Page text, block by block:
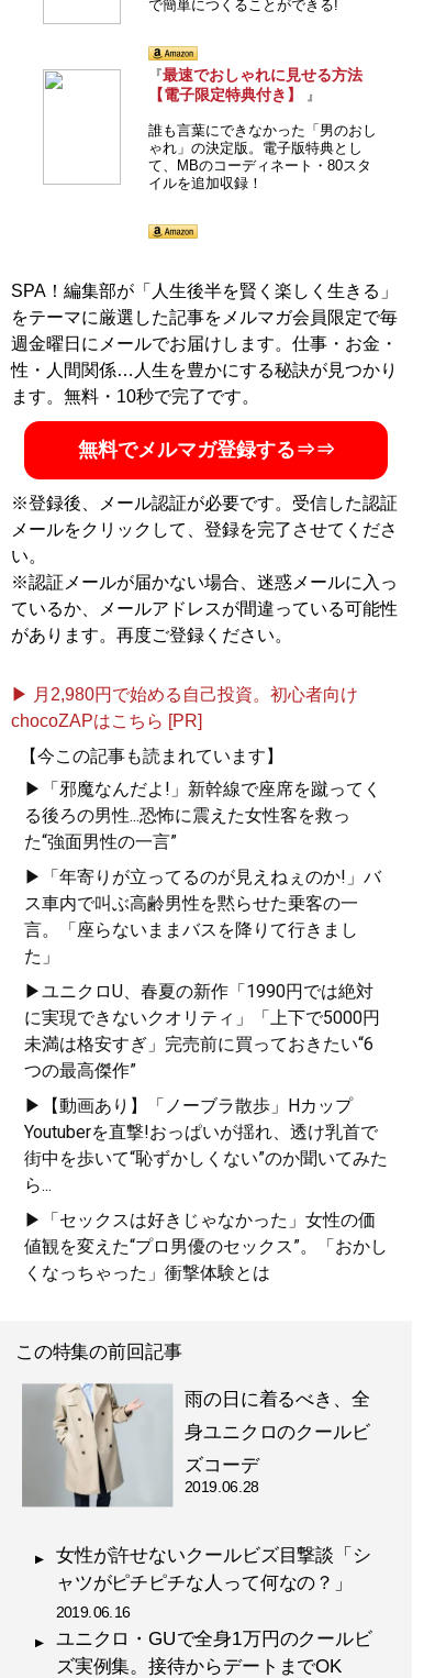
で簡単につくることができる!
『最速でおしゃれに見せる方法
【電子限定特典付き】
』
誰も言葉にできなかった「男のおし
ゃれ」の決定版。電子版特典とし
て、MBのコーディネート・80スタ
イルを追加収録！
SPA！編集部が「人生後半を賢く楽しく生きる」
をテーマに厳選した記事をメルマガ会員限定で毎
週金曜日にメールでお届けします。仕事・お金・
性・人間関係…人生を豊かにする秘訣が見つかり
ます。無料・10秒で完了です。
無料でメルマガ登録する⇒⇒
※登録後、メール認証が必要です。受信した認証
メールをクリックして、登録を完了させてくださ
い。
※認証メールが届かない場合、迷惑メールに入っ
ているか、メールアドレスが間違っている可能性
があります。再度ご登録ください。
▶ 月2,980円で始める自己投資。初心者向け
chocoZAPはこちら [PR]
【今この記事も読まれています】
▶「邪魔なんだよ!」新幹線で座席を蹴ってく
る後ろの男性...恐怖に震えた女性客を救っ
た“強面男性の一言”
▶「年寄りが立ってるのが見えねぇのか!」バ
ス車内で叫ぶ高齢男性を黙らせた乗客の一
言。「座らないままバスを降りて行きまし
た」
▶ユニクロU、春夏の新作「1990円では絶対
に実現できないクオリティ」「上下で5000円
未満は格安すぎ」完売前に買っておきたい“6
つの最高傑作”
▶【動画あり】「ノーブラ散歩」Hカップ
Youtuberを直撃!おっぱいが揺れ、透け乳首で
街中を歩いて“恥ずかしくない”のか聞いてみた
ら...
▶「セックスは好きじゃなかった」女性の価
値観を変えた“プロ男優のセックス”。「おかし
くなっちゃった」衝撃体験とは
この特集の前回記事
雨の日に着るべき、全
身ユニクロのクールビ
ズコーデ
2019.06.28
女性が許せないクールビズ目撃談「シ
ャツがピチピチな人って何なの？」
2019.06.16
ユニクロ・GUで全身1万円のクールビ
ズ実例集。接待からデートまでOK